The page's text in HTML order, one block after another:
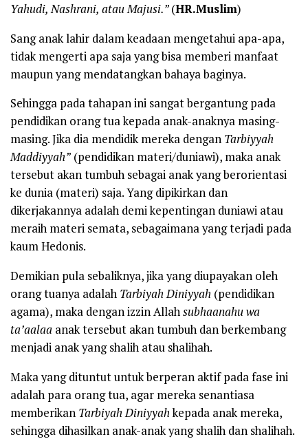
Yahudi, Nashrani, atau Majusi.”(HR.Muslim)
Sang anak lahir dalam keadaan mengetahui apa-apa,
tidak mengerti apa saja yang bisa memberi manfaat
maupun yang mendatangkan bahaya baginya.
Sehingga pada tahapan ini sangat bergantung pada
pendidikan orang tua kepada anak-anaknya masing-
masing. Jika dia mendidik mereka dengan Tarbiyyah
Maddiyyah” (pendidikan materi/duniawi), maka anak
tersebut akan tumbuh sebagai anak yang berorientasi
ke dunia (materi) saja. Yang dipikirkan dan
dikerjakannya adalah demi kepentingan duniawi atau
meraih materi semata, sebagaimana yang terjadi pada
kaum Hedonis.
Demikian pula sebaliknya, jika yang diupayakan oleh
orang tuanya adalah Tarbiyah Diniyyah (pendidikan
agama), maka dengan izzin Allahsubhaanahu wa
ta’aalaa anak tersebut akan tumbuh dan berkembang
menjadi anak yang shalih atau shalihah.
Maka yang dituntut untuk berperan aktif pada fase ini
adalah para orang tua, agar mereka senantiasa
memberikan Tarbiyah Diniyyahkepada anak mereka,
sehingga dihasilkan anak-anak yang shalih dan shalihah.